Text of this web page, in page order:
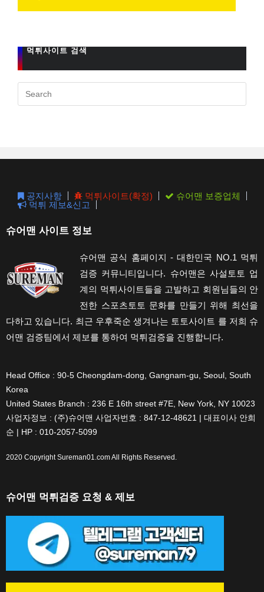
먹튀사이트 검색
공지사항 먹튀사이트(확정)
슈어맨 보증업체
먹튀 제보&신고
슈어맨 사이트 정보
슈어맨 공식 홈페이지 - 대한민국 NO.1 먹튀
검증 커뮤니티입니다. 슈어맨은 사설토토 업
계의 먹튀사이트들을 고발하고 회원님들의 안
전한 스포츠토토 문화를 만들기 위해 최선을
다하고 있습니다. 최근 우후죽순 생겨나는 토토사이트 를 저희 슈
어맨 검증팀에서 제보를 통하여 먹튀검증을 진행합니다.
Head Office : 90-5 Cheongdam-dong, Gangnam-gu, Seoul, South
Korea
United States Branch : 236 E 16th street #7E, New York, NY 10023
사업자정보 : (주)슈어맨 사업자번호 : 847-12-48621 | 대표이사 안희
순 | HP : 010-2057-5099
2020 CopyrightSureman01.comAll Rights Reserved.
슈어맨 먹튀검증 요청 & 제보